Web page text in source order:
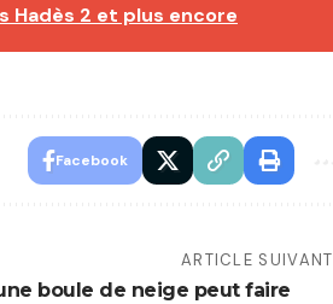
Hadès 2 et plus encore
Facebook
ARTICLE SUIVANT
boule de neige peut faire